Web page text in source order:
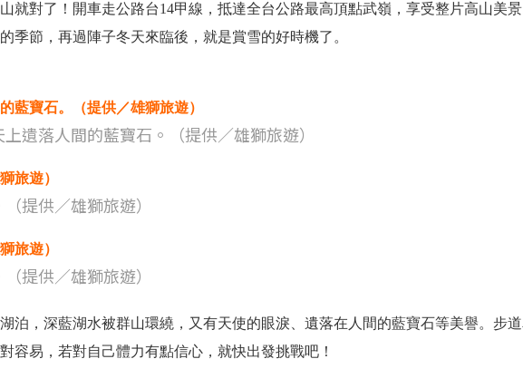
就對了！開車走公路台14甲線，抵達全台公路最高頂點武嶺，享受整片高山美景
季節，再過陣子冬天來臨後，就是賞雪的好時機了。
遺落人間的藍寶石。（提供／雄獅旅遊）
提供／雄獅旅遊）
提供／雄獅旅遊）
泊，深藍湖水被群山環繞，又有天使的眼淚、遺落在人間的藍寶石等美譽。步
容易，若對自己體力有點信心，就快出發挑戰吧！